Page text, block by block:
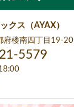
クス（AYAX）
府楼南四丁目19-20
5579